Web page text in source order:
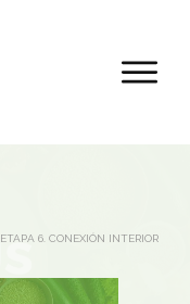
ETAPA 6. CONEXIÓN INTERIOR